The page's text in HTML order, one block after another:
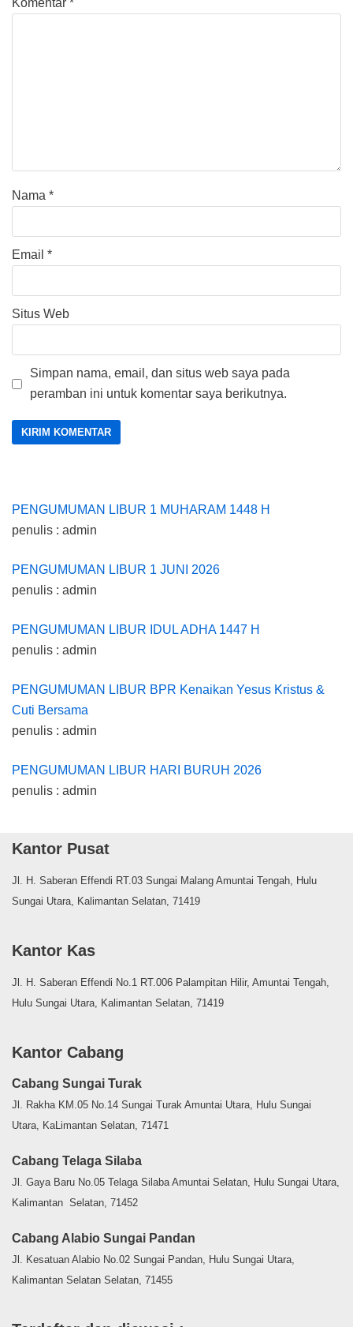
Komentar *
Nama *
Email *
Situs Web
Simpan nama, email, dan situs web saya pada
peramban ini untuk komentar saya berikutnya.
PENGUMUMAN LIBUR 1 MUHARAM 1448 H
penulis : admin
PENGUMUMAN LIBUR 1 JUNI 2026
penulis : admin
PENGUMUMAN LIBUR IDUL ADHA 1447 H
penulis : admin
PENGUMUMAN LIBUR BPR Kenaikan Yesus Kristus &
Cuti Bersama
penulis : admin
PENGUMUMAN LIBUR HARI BURUH 2026
penulis : admin
Kantor Pusat
Jl. H. Saberan Effendi RT.03 Sungai Malang Amuntai Tengah, Hulu
Sungai Utara, Kalimantan Selatan, 71419
Kantor Kas
Jl. H. Saberan Effendi No.1 RT.006 Palampitan Hilir, Amuntai Tengah,
Hulu Sungai Utara, Kalimantan Selatan, 71419
Kantor Cabang
Cabang Sungai Turak
Jl. Rakha KM.05 No.14 Sungai Turak Amuntai Utara, Hulu Sungai
Utara, KaLimantan Selatan, 71471
Cabang Telaga Silaba
Jl. Gaya Baru No.05 Telaga Silaba Amuntai Selatan, Hulu Sungai Utara,
Kalimantan Selatan, 71452
Cabang Alabio Sungai Pandan
Jl. Kesatuan Alabio No.02 Sungai Pandan, Hulu Sungai Utara,
Kalimantan Selatan Selatan, 71455